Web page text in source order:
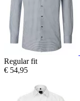
Regular fit
€ 54,95